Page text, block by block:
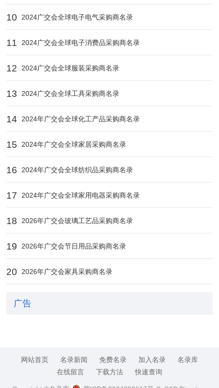
10 2024广交会全球电子电气采购商名录
11 2024广交会全球电子消费品采购商名录
12 2024广交会全球服装采购商名录
13 2024广交会全球工具采购商名录
14 2024年广交会全球化工产品采购商名录
15 2024年广交会全球家居采购商名录
16 2024年广交会全球纺织品采购商名录
17 2024年广交会全球家用电器采购商名录
18 2026年广交会玻璃工艺品采购商名录
19 2026年广交会节日用品采购商名录
20 2026年广交会家具采购商名录
广告
网站首页 名录新闻 免费名录 加入名录
名录库
在线留言
下载方法 快速查询